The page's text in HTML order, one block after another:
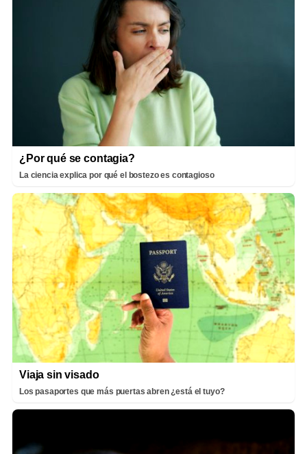
¿Por qué se contagia?
La ciencia explica por qué el bostezo es contagioso
Viaja sin visado
Los pasaportes que más puertas abren ¿está el tuyo?